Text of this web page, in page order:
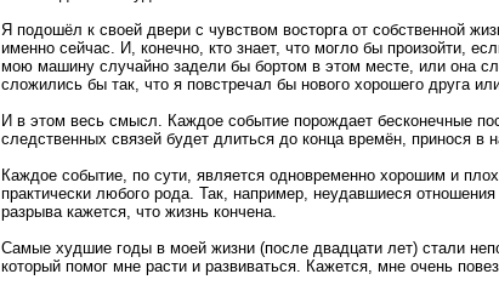
Я подошёл к своей двери с чувством восторга от собственной
именно сейчас. И, конечно, кто знает, что могло бы произойти,
мою машину случайно задели бы бортом в этом месте, или она
сложились бы так, что я повстречал бы нового хорошего друга
И в этом весь смысл. Каждое событие порождает бесконечные
следственных связей будет длиться до конца времён, принося в
Каждое событие, по сути, является одновременно хорошим и
практически любого рода. Так, например, неудавшиеся
разрыва кажется, что жизнь кончена.
Самые худшие годы в моей жизни (после двадцати лет) стали
который помог мне расти и развиваться. Кажется, мне очень